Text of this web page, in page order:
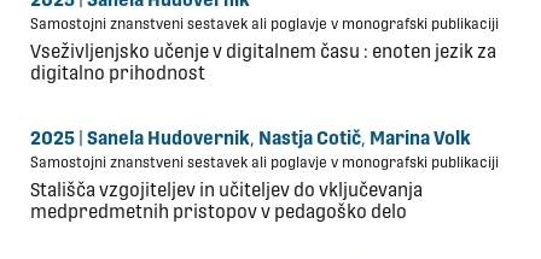
Samostojni znanstveni sestavek ali poglavje v monografski publikaciji
Vseživljenjsko učenje v digitalnem času : enoten jezik za
digitalno prihodnost
2025 Sanela Hudovernik, Nastja Cotič, Marina Volk
Samostojni znanstveni sestavek ali poglavje v monografski publikaciji
Stališča vzgojiteljev in učiteljev do vključevanja
medpredmetnih pristopov v pedagoško delo